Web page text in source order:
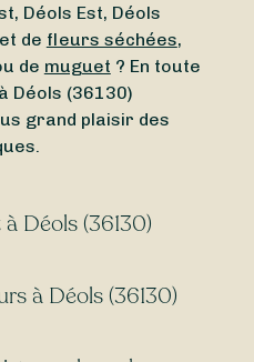
Déols Est, Déols
de fleurs séchées,
de muguet ? En toute
Déols (36130)
grand plaisir des
Déols (36130)
de Déols (36130) ?
à Déols (36130)